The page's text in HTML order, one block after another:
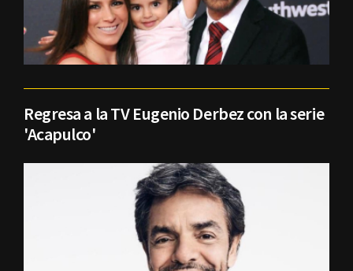
Regresa a la TV Eugenio Derbez con la serie
'Acapulco'